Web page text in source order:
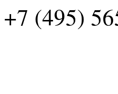
+7 (495)